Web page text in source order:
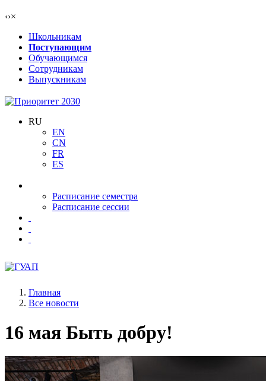
‹›×
Школьникам
Поступающим
Обучающимся
Сотрудникам
Выпускникам
RU
EN
CN
FR
ES
Расписание семестра
Расписание сессии
Главная
Все новости
16 мая Быть добру!